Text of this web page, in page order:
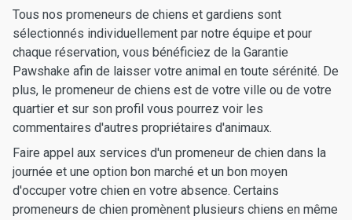
Tous nos promeneurs de chiens et gardiens sont
sélectionnés individuellement par notre équipe et pour
chaque réservation, vous bénéficiez de la Garantie
Pawshake afin de laisser votre animal en toute sérénité. De
plus, le promeneur de chiens est de votre ville ou de votre
quartier et sur son profil vous pourrez voir les
commentaires d'autres propriétaires d'animaux.
Faire appel aux services d'un promeneur de chien dans la
journée et une option bon marché et un bon moyen
d'occuper votre chien en votre absence. Certains
promeneurs de chien promènent plusieurs chiens en même